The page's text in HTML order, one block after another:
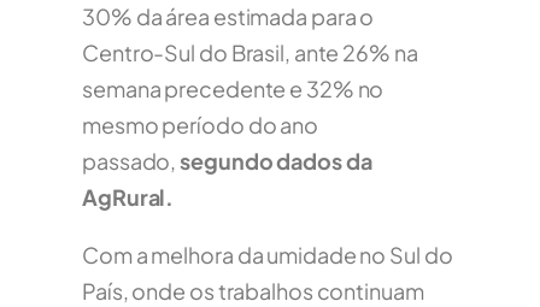
30% da área estimada para o
Centro-Sul do Brasil, ante 26% na
semana precedente e 32% no
mesmo período do ano
passado,segundo dados da
AgRural.
Com a melhora da umidade no Sul do
País, onde os trabalhos continuam